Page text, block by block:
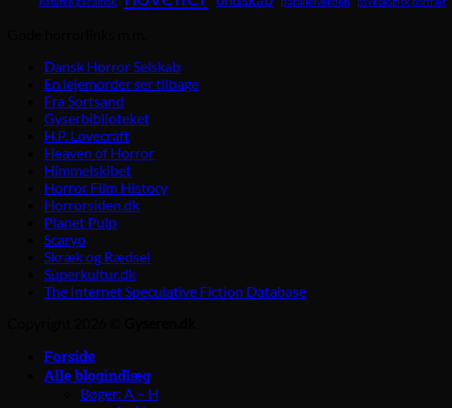
Dansk Horror Selskab
En lejemorder ser tilbage
Fra Sortsand
Gyserbiblioteket
H.P. Lovecraft
Heaven of Horror
Himmelskibet
Horror Film History
Horrorsiden.dk
Planet Pulp
Scaryo
Skræk og Rædsel
Superkultur.dk
The Internet Speculative Fiction Database
Forside
Alle blogindlæg
Bøger: A – H